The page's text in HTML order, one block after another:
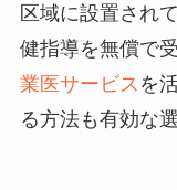
区域に設置され
健指導を無償で
業医サービス を
る方法も有効な